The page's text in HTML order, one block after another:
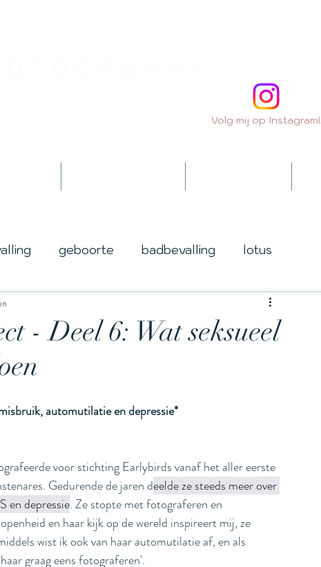
Volg mij op Instagram!
geboorte badbevalling lotus
stuit
tweeling
- Deel 6: Wat seksueel
automutilatie en depressie*
voor stichting Earlybirds vanaf het aller eerste
Gedurende de jaren deelde ze steeds meer over
en depressie. Ze stopte met fotograferen en
en haar kijk op de wereld inspireert mij, ze
wist ik ook van haar automutilatie af, en als
graag eens fotograferen'.